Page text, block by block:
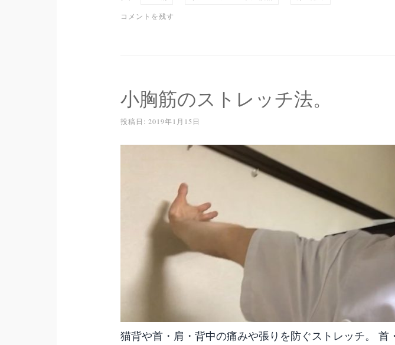
コメントを残す
小胸筋のストレッチ法。
投稿日: 2019年1月15日
猫背や首・肩・背中の痛みや張りを防ぐストレッチ。 首